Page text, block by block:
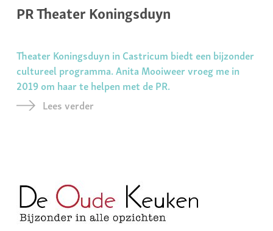
PR Theater Koningsduyn
Theater Koningsduyn in Castricum biedt een bijzonder
cultureel programma. Anita Mooiweer vroeg me in
2019 om haar te helpen met de PR.
Lees verder